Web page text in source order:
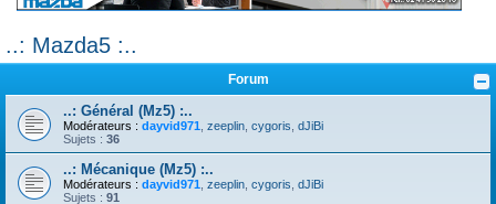
c
h
r
..: Mazda5 :..
Forum
..: Général (Mz5) :..
Modérateurs : dayvid971 zeeplin cygoris dJiBi
Sujets : 36
..: Mécanique (Mz5) :..
Modérateurs : dayvid971 zeeplin cygoris dJiBi
Sujets : 91